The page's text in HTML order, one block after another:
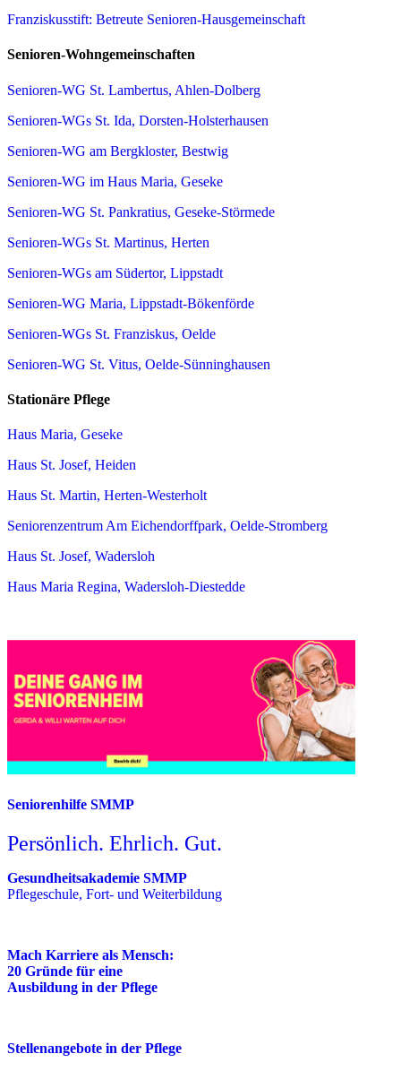
Franziskusstift: Betreute Senioren-Hausgemeinschaft
Senioren-Wohngemeinschaften
Senioren-WG St. Lambertus, Ahlen-Dolberg
Senioren-WGs St. Ida, Dorsten-Holsterhausen
Senioren-WG am Bergkloster, Bestwig
Senioren-WG im Haus Maria, Geseke
Senioren-WG St. Pankratius, Geseke-Störmede
Senioren-WGs St. Martinus, Herten
Senioren-WGs am Südertor, Lippstadt
Senioren-WG Maria, Lippstadt-Bökenförde
Senioren-WGs St. Franziskus, Oelde
Senioren-WG St. Vitus, Oelde-Sünninghausen
Stationäre Pflege
Haus Maria, Geseke
Haus St. Josef, Heiden
Haus St. Martin, Herten-Westerholt
Seniorenzentrum Am Eichendorffpark, Oelde-Stromberg
Haus St. Josef, Wadersloh
Haus Maria Regina, Wadersloh-Diestedde
Seniorenhilfe SMMP
Persönlich. Ehrlich. Gut.
Gesundheitsakademie SMMP
Pflegeschule, Fort- und Weiterbildung
Mach Karriere als Mensch:
20 Gründe für eine
Ausbildung in der Pflege
Stellenangebote in der Pflege